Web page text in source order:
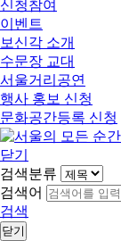
신청참여
이벤트
보신각 소개
수문장 교대
서울거리공연
행사 홍보 신청
문화공간등록 신청
닫기
검색분류
검색어
검색
닫기